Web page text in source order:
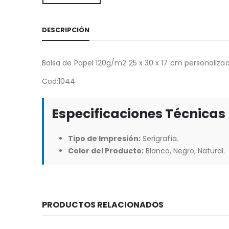
DESCRIPCIÓN
Bolsa de Papel 120g/m2 25 x 30 x 17 cm
Cod:1044
Especificaciones Técnicas
Tipo de Impresión: Serigrafía.
Color del Producto: Blanco, Negro, Natural.
PRODUCTOS RELACIONADOS